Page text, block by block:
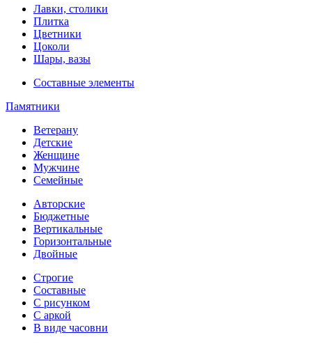
Лавки, столики
Плитка
Цветники
Цоколи
Шары, вазы
Составные элементы
Памятники
Ветерану
Детские
Женщине
Мужчине
Семейные
Авторские
Бюджетные
Вертикальные
Горизонтальные
Двойные
Строгие
Составные
С рисунком
С аркой
В виде часовни